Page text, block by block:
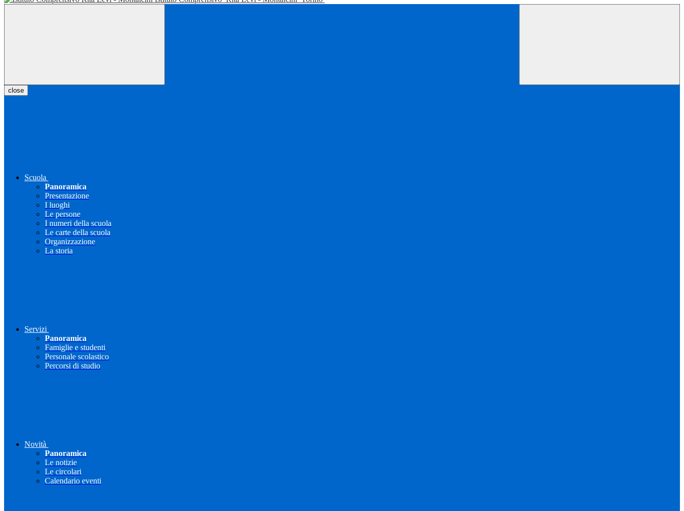
close
Scuola
Panoramica
Presentazione
I luoghi
Le persone
I numeri della scuola
Le carte della scuola
Organizzazione
La storia
Servizi
Panoramica
Famiglie e studenti
Personale scolastico
Percorsi di studio
Novità
Panoramica
Le notizie
Le circolari
Calendario eventi